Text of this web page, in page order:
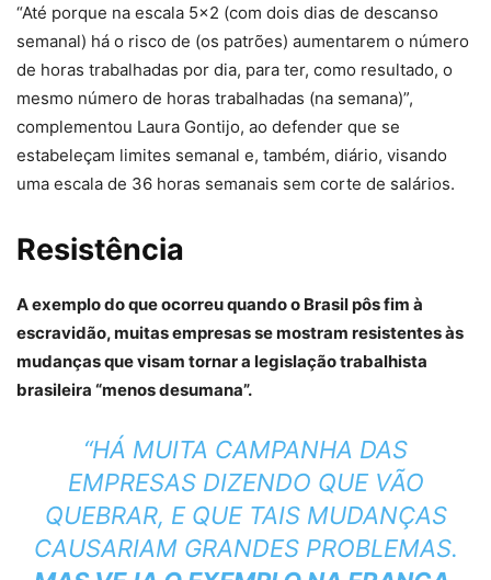
“Até porque na escala 5×2 (com dois dias de descanso
semanal) há o risco de (os patrões) aumentarem o número
de horas trabalhadas por dia, para ter, como resultado, o
mesmo número de horas trabalhadas (na semana)”,
complementou Laura Gontijo, ao defender que se
estabeleçam limites semanal e, também, diário, visando
uma escala de 36 horas semanais sem corte de salários.
Resistência
A exemplo do que ocorreu quando o Brasil pôs fim à
escravidão, muitas empresas se mostram resistentes às
mudanças que visam tornar a legislação trabalhista
brasileira “menos desumana”.
“HÁ MUITA CAMPANHA DAS
EMPRESAS DIZENDO QUE VÃO
QUEBRAR, E QUE TAIS MUDANÇAS
CAUSARIAM GRANDES PROBLEMAS.